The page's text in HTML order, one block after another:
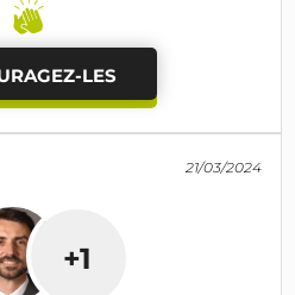
LES
21/03/2024
+1